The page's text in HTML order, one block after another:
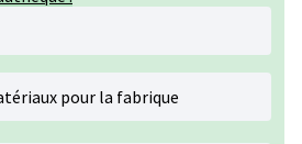
pour la fabrique